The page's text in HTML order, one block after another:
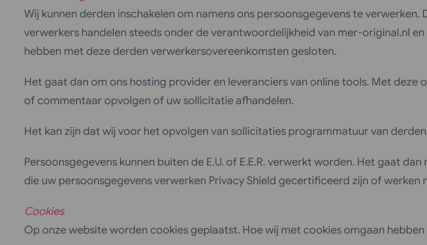
Wij kunnen derden inschakelen om namens ons persoonsgegevens te
verwerkers handelen steeds onder de verantwoordelijkheid van mer-original.nl
hebben met deze derden verwerkersovereenkomsten gesloten.
Het gaat dan om ons hosting provider en leveranciers van online tools. Met
of commentaar opvolgen of uw sollicitatie afhandelen.
Het kan zijn dat wij voor het opvolgen van sollicitaties programmatuur van
Persoonsgegevens kunnen buiten de E.U. of E.E.R. verwerkt worden. Het gaat
die uw persoonsgegevens verwerken Privacy Shield gecertificeerd zijn of
Cookies
Op onze website worden cookies geplaatst. Hoe wij met cookies omgaan